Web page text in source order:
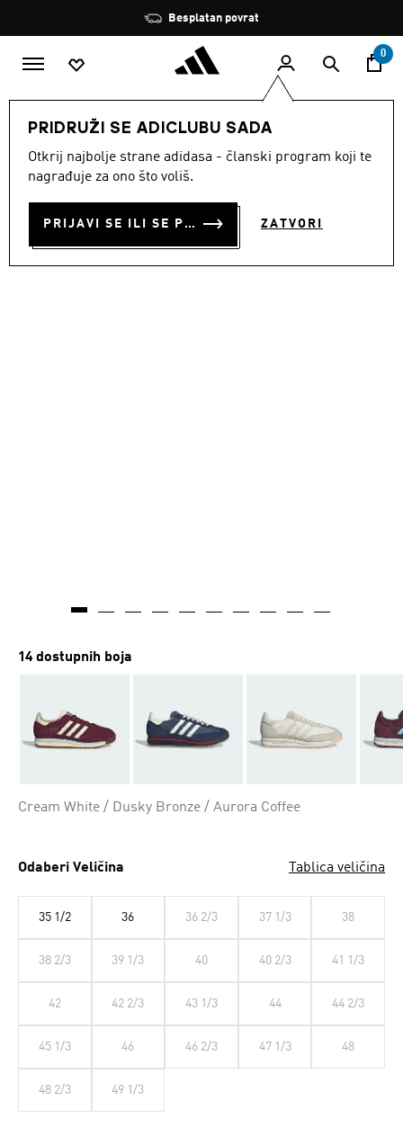
Zaustavi
rotaciju
Besplatan povrat
0
PRIDRUŽI SE ADICLUBU SADA
Otkrij najbolje strane adidasa - članski program koji te
nagrađuje za ono što voliš.
PRIJAVI SE ILI SE PRIDRUŽI SADA ZATVORI
MODNE MARKE
TENISICE SL 72 RS
€ 110.00
14 dostupnih boja
Cream White / Dusky Bronze / Aurora Coffee
Odaberi Veličina Tablica veličina
35 1/2 36 36 2/3 37 1/3 38
38 2/3 39 1/3 40 40 2/3 41 1/3
42 42 2/3 43 1/3 44 44 2/3
45 1/3 46 46 2/3 47 1/3 48
48 2/3 49 1/3